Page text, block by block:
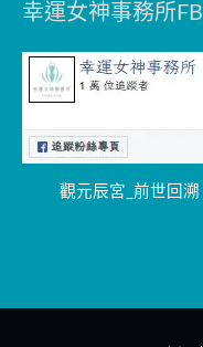
幸運女神事務所FB
觀元辰宮_前世回溯